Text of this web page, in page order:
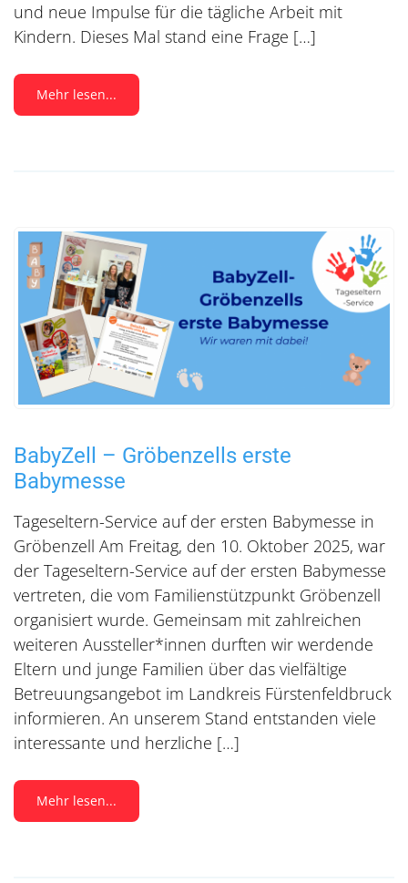
und neue Impulse für die tägliche Arbeit mit
Kindern. Dieses Mal stand eine Frage […]
Mehr lesen...
BabyZell – Gröbenzells erste
Babymesse
Tageseltern-Service auf der ersten Babymesse in
Gröbenzell Am Freitag, den 10. Oktober 2025, war
der Tageseltern-Service auf der ersten Babymesse
vertreten, die vom Familienstützpunkt Gröbenzell
organisiert wurde. Gemeinsam mit zahlreichen
weiteren Aussteller*innen durften wir werdende
Eltern und junge Familien über das vielfältige
Betreuungsangebot im Landkreis Fürstenfeldbruck
informieren. An unserem Stand entstanden viele
interessante und herzliche […]
Mehr lesen...